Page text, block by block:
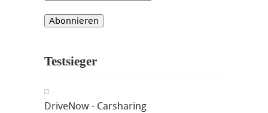
Testsieger
DriveNow - Carsharing